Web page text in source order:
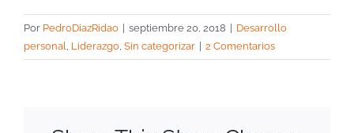
Por PedroDiazRidao septiembre 20, 2018
Desarrollo
personal
Liderazgo Sin categorizar 2 Comentarios